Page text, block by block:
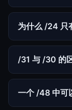
为什么 /24 只
/31 与 /30 的
一个 /48 中可